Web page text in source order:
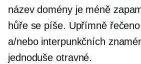
název domény je méně
hůře se píše. Upřímně
a/nebo interpunkčních
jednoduše otravné.